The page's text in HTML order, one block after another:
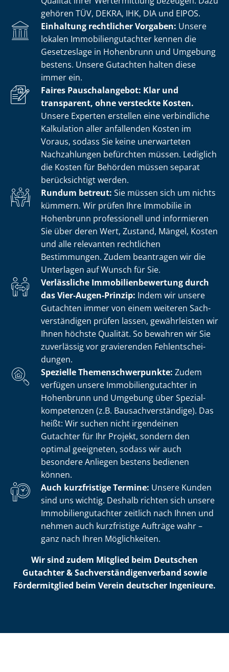
gehören TÜV, DEKRA, IHK, DIA und EIPOS.
Einhaltung rechtlicher Vorgaben: Unsere
lokalen Im­mo­bi­li­en­gut­ach­ter kennen die
Gesetzeslage in Hohenbrunn und Umgebung
bestens. Unsere Gutachten halten diese
immer ein.
Faires Pauschalangebot: Klar und
transparent, ohne versteckte Kosten.
Unsere Experten erstellen eine verbindliche
Kalkulation aller anfallenden Kosten im
Voraus, sodass Sie keine unerwarteten
Nachzahlungen befürchten müssen. Lediglich
die Kosten für Behörden müssen separat
berücksichtigt werden.
Rundum betreut: Sie müssen sich um nichts
kümmern. Wir prüfen Ihre Immobilie in
Hohenbrunn professionell und informieren
Sie über deren Wert, Zustand, Mängel, Kosten
und alle relevanten rechtlichen
Bestimmungen. Zudem beantragen wir die
Unterlagen auf Wunsch für Sie.
Verlässliche Im­mo­bi­li­en­be­wer­tung durch
das Vier-Augen-Prinzip: Indem wir unsere
Gutachten immer von einem weiteren Sach­
ver­stän­di­gen prüfen lassen, gewährleisten wir
Ihnen höchste Qualität. So bewahren wir Sie
zuverlässig vor gravierenden Fehl­ent­schei­
dun­gen.
Spezielle The­men­schwer­punk­te: Zudem
verfügen unsere Im­mo­bi­li­en­gut­ach­ter in
Hohenbrunn und Umgebung über Spe­zi­al­
kom­pe­ten­zen (z.B. Bau­sach­ver­stän­di­ge). Das
heißt: Wir suchen nicht irgendeinen
Gutachter für Ihr Projekt, sondern den
optimal geeigneten, sodass wir auch
besondere Anliegen bestens bedienen
können.
Auch kurzfristige Termine: Unsere Kunden
sind uns wichtig. Deshalb richten sich unsere
Im­mo­bi­li­en­gut­ach­ter zeitlich nach Ihnen und
nehmen auch kurzfristige Aufträge wahr –
ganz nach Ihren Möglichkeiten.
Wir sind zudem Mitglied beim Deutschen
Gutachter & Sach­ver­stän­di­gen­ver­band sowie
Fördermitglied beim Verein deutscher Ingenieure.